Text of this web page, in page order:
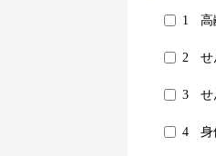
1 高
2 せ
3 せ
4 身